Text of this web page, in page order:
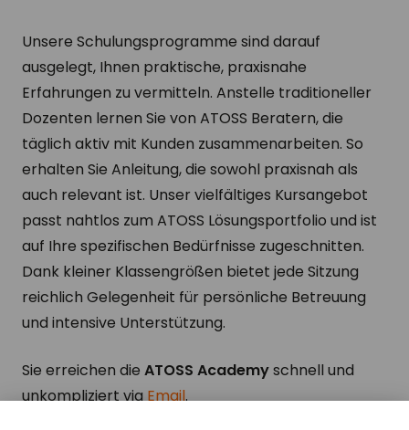
Unsere Schulungsprogramme sind darauf
ausgelegt, Ihnen praktische, praxisnahe
Erfahrungen zu vermitteln. Anstelle traditioneller
Dozenten lernen Sie von ATOSS Beratern, die
täglich aktiv mit Kunden zusammenarbeiten. So
erhalten Sie Anleitung, die sowohl praxisnah als
auch relevant ist. Unser vielfältiges Kursangebot
passt nahtlos zum ATOSS Lösungsportfolio und ist
auf Ihre spezifischen Bedürfnisse zugeschnitten.
Dank kleiner Klassengrößen bietet jede Sitzung
reichlich Gelegenheit für persönliche Betreuung
und intensive Unterstützung.
Sie erreichen die ATOSS Academyschnell und
unkompliziert viaEmail.